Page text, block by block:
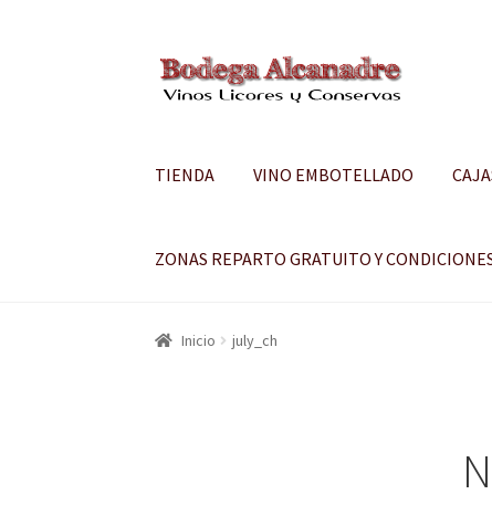
Ir
a
Ir
al
TIENDA VINO EMBOTELLADO
ZONAS REPARTO GRATUITO Y
Inicio july_ch